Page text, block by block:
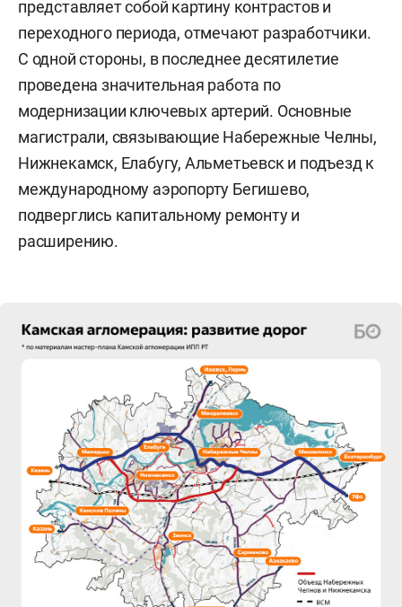
представляет собой картину контрастов и
переходного периода, отмечают разработчики.
С одной стороны, в последнее десятилетие
проведена значительная работа по
модернизации ключевых артерий. Основные
магистрали, связывающие Набережные Челны,
Нижнекамск, Елабугу, Альметьевск и подъезд к
международному аэропорту Бегишево,
подверглись капитальному ремонту и
расширению.